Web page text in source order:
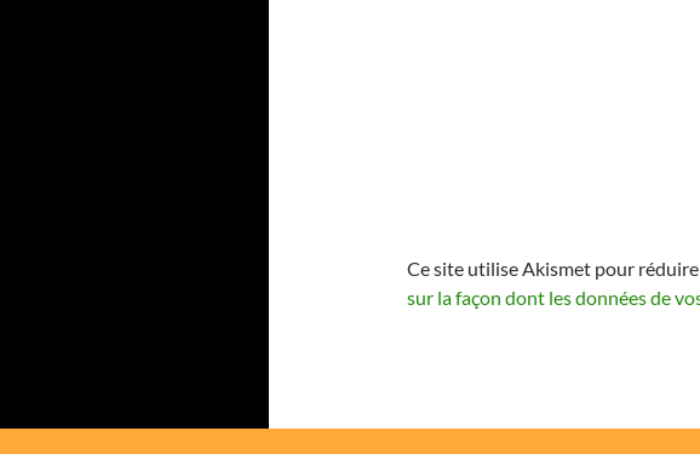
Ce site utilise Akismet pour
sur la façon dont les données de